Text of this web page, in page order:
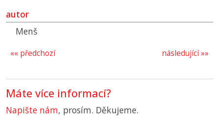
autor
Menš
následující »»
«« předchozí
Máte více informací?
Napište nám, prosím. Děkujeme.